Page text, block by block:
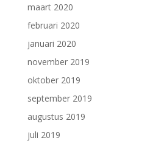
maart 2020
februari 2020
januari 2020
november 2019
oktober 2019
september 2019
augustus 2019
juli 2019